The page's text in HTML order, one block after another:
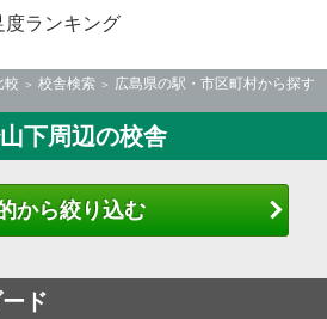
度ランキング
較 校舎検索
広島県の駅・市区町村から探す
下周辺の校舎
から絞り込む
ド